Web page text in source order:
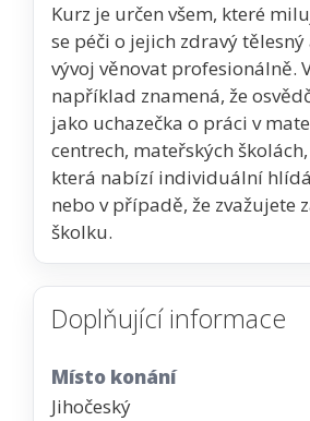
Kurz je určen všem, které
se péči o jejich zdravý
vývoj věnovat profesionálně.
například znamená, že
jako uchazečka o práci v
centrech, mateřských
která nabízí individuální
nebo v případě, že zvažujete
školku.
Doplňující informace
Místo konání
Jihočeský